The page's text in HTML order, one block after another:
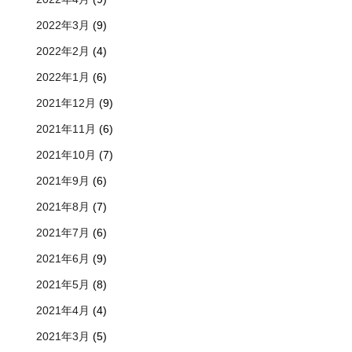
2022年3月 (9)
2022年2月 (4)
2022年1月 (6)
2021年12月 (9)
2021年11月 (6)
2021年10月 (7)
2021年9月 (6)
2021年8月 (7)
2021年7月 (6)
2021年6月 (9)
2021年5月 (8)
2021年4月 (4)
2021年3月 (5)